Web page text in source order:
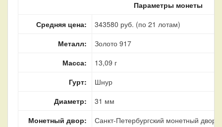
Параметры монеты
Средняя цена:
343580 руб. (по 21 лотам)
Металл:
Золото 917
Масса:
13,09 г
Гурт:
Шнур
Диаметр:
31 мм
Монетный двор:
Санкт-Петербургский монетный двор,